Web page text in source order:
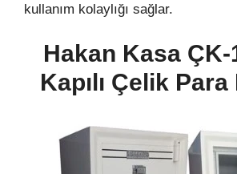
kullanım kolaylığı sağlar.
Hakan Kasa ÇK-
Kapılı Çelik Para